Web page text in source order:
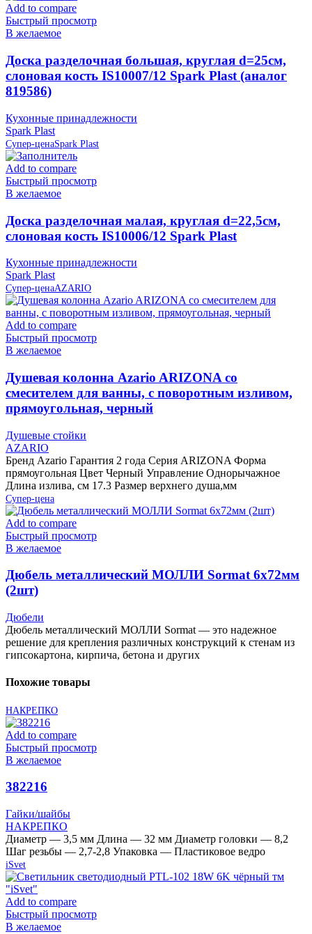
Add to compare
Быстрый просмотр
В желаемое
Доска разделочная большая, круглая d=25см,
слоновая кость IS10007/12 Spark Plast (аналог
819586)
Кухонные принадлежности
Spark Plast
Супер-ценаSpark Plast
Add to compare
Быстрый просмотр
В желаемое
Доска разделочная малая, круглая d=22,5см,
слоновая кость IS10006/12 Spark Plast
Кухонные принадлежности
Spark Plast
Супер-ценаAZARIO
Add to compare
Быстрый просмотр
В желаемое
Душевая колонна Azario ARIZONA со
смесителем для ванны, с поворотным изливом,
прямоугольная, черный
Душевые стойки
AZARIO
Бренд Azario Гарантия 2 года Серия ARIZONA Форма
прямоугольная Цвет Черный Управление Однорычажное
Длина излива, см 17.3 Размер верхнего душа,мм
Супер-цена
Add to compare
Быстрый просмотр
В желаемое
Дюбель металлический МОЛЛИ Sormat 6х72мм
(2шт)
Дюбели
Дюбель металлический МОЛЛИ Sormat — это надежное
решение для крепления различных конструкций к стенам из
гипсокартона, кирпича, бетона и других
Похожие товары
НАКРЕПКО
Add to compare
Быстрый просмотр
В желаемое
382216
Гайки/шайбы
НАКРЕПКО
Диаметр — 3,5 мм Длина — 32 мм Диаметр головки — 8,2
Шаг резьбы — 2,7-2,8 Упаковка — Пластиковое ведро
iSvet
Add to compare
Быстрый просмотр
В желаемое